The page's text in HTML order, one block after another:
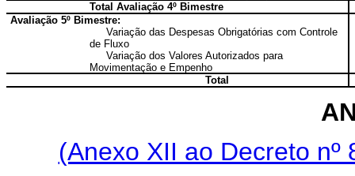
Total Avaliação 4º Bimestre
Avaliação 5º Bimestre:
Variação das Despesas Obrigatórias com Controle
de Fluxo
Variação dos Valores Autorizados para
Movimentação e Empenho
Total
(Anexo XII ao Decreto